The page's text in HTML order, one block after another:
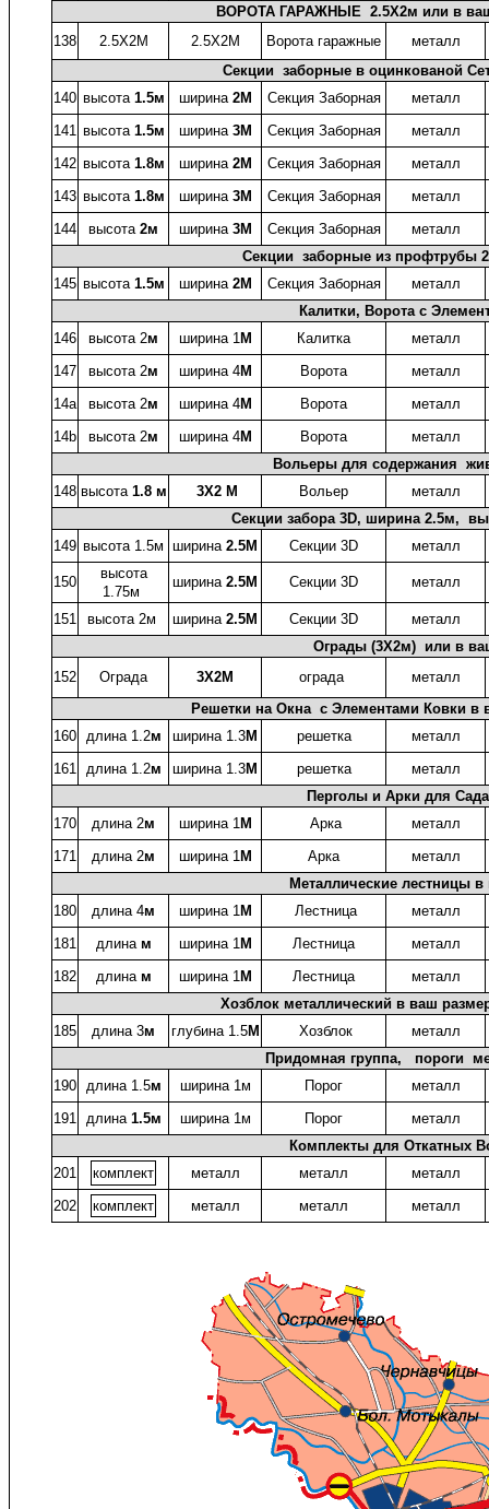
ВОРОТА ГАРАЖНЫЕ 2.5X2м или в
138
2.5X2М 2.5X2М Ворота гаражные
металл
Секции заборные в оцинкованой
140 высота 1.5м ширина 2М Секция Заборная
металл
141 высота 1.5м ширина 3М Секция Заборная
металл
142 высота 1.8м ширина 2М Секция Заборная
металл
143 высота 1.8м ширина 3М Секция Заборная
металл
144
высота 2м ширина 3М Секция Заборная
металл
Секции заборные из профтрубы
145 высота 1.5м ширина 2М Секция Заборная
металл
Калитки, Ворота с
146
высота 2м ширина 1М Калитка
металл
147
высота 2м ширина 4М Ворота
металл
14a
высота 2м ширина 4М Ворота
металл
14b
высота 2м ширина 4М Ворота
металл
Вольеры для содержания
148 высота 1.8 м 3X2 М Вольер
металл
Секции забора 3D, ширина 2.5м,
149 высота 1.5м ширина2.5М Секции 3D металл
150
высота
1.75м
ширина2.5М Секции 3D металл
151 высота 2м ширина2.5М Секции 3D
металл
Ограды (3X2м) или в
152
Ограда 3X2М ограда
металл
Решетки на Окна с Элементами Ковки в
160 длина 1.2м ширина 1.3М решетка
металл
161 длина 1.2м ширина 1.3М решетка
металл
Перголы и Арки для
170
длина 2м ширина 1М Арка
металл
171
длина 2м ширина 1М Арка
металл
Металлические лестницы
180
длина 4м ширина 1М Лестница
металл
181
длина м ширина 1М Лестница
металл
182
длина м ширина 1М Лестница
металл
Хозблок металлический в ваш
185
длина 3м глубина 1.5М Хозблок
металл
Придомная группа, пороги
190 длина 1.5м ширина 1м Порог
металл
191 длина 1.5м ширина 1м Порог
металл
Комплекты для Откатных
201
комплект металл металл
металл
202
комплект металл металл металл